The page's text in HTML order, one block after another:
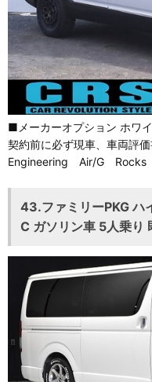
■メーカーオプション ホワ
契約前に必ず現車、車両
Engineering Air/G
43.ファミリーPKG ハ
C ガソリン車 5人乗り